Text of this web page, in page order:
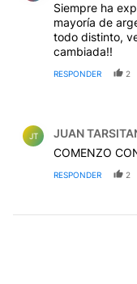
Siempre ha
mayoría de
todo distinto,
cambiada!!
RESPONDER 2
JT JUAN
COMENZO
RESPONDER 2